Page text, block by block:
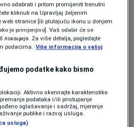
Bola napravio je kratku
novinaru Francisca Vaz
je ljubav prema
kao da ga je vrijeme
odabrati i pritom promijeniti trenutni
kliknuti na Upravljaj željenim
stranice [ili plutajuću ikonu u donjem
je primjenjivo]. Vaš odabir će se
Za više detalja, pogledajte
podacima. Više informacija o vašoj
podatke kako bismo
Aktivno skenirajte karakteristike
podataka i/ili pristupanje
oglašavanje i sadržaj, mjerenje
publike i razvoj usluga.
usluga)